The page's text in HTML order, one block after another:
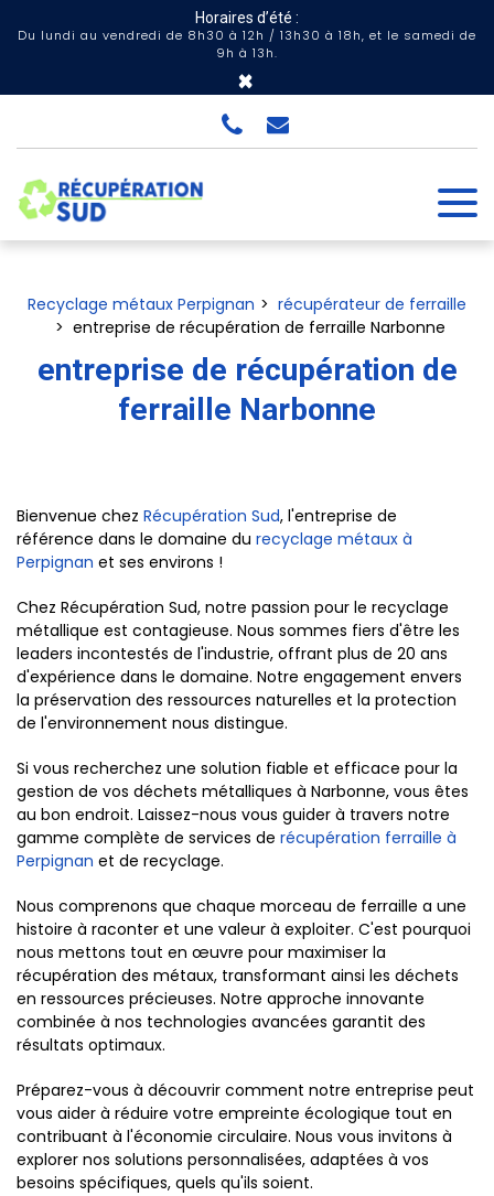
Horaires d’été :
Du lundi au vendredi de 8h30 à 12h / 13h30 à 18h, et le samedi de
9h à 13h.
×
Recyclage métaux Perpignan
récupérateur de ferraille
entreprise de récupération de ferraille Narbonne
entreprise de récupération de
ferraille Narbonne
Bienvenue chez Récupération Sud, l'entreprise de
référence dans le domaine du recyclage métaux à
Perpignan et ses environs !
Chez Récupération Sud, notre passion pour le recyclage
métallique est contagieuse. Nous sommes fiers d'être les
leaders incontestés de l'industrie, offrant plus de 20 ans
d'expérience dans le domaine. Notre engagement envers
la préservation des ressources naturelles et la protection
de l'environnement nous distingue.
Si vous recherchez une solution fiable et efficace pour la
gestion de vos déchets métalliques à Narbonne, vous êtes
au bon endroit. Laissez-nous vous guider à travers notre
gamme complète de services de récupération ferraille à
Perpignan et de recyclage.
Nous comprenons que chaque morceau de ferraille a une
histoire à raconter et une valeur à exploiter. C'est pourquoi
nous mettons tout en œuvre pour maximiser la
récupération des métaux, transformant ainsi les déchets
en ressources précieuses. Notre approche innovante
combinée à nos technologies avancées garantit des
résultats optimaux.
Préparez-vous à découvrir comment notre entreprise peut
vous aider à réduire votre empreinte écologique tout en
contribuant à l'économie circulaire. Nous vous invitons à
explorer nos solutions personnalisées, adaptées à vos
besoins spécifiques, quels qu'ils soient.
Panneau de gestion des cookies